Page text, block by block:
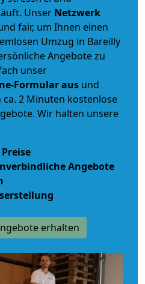
Unser Netzwerk
fair, um Ihnen einen
Umzug in Bareilly
Angebote zu
unser
Formular aus und
2 Minuten kostenlose
Wir halten unsere
Angebote
erhalten